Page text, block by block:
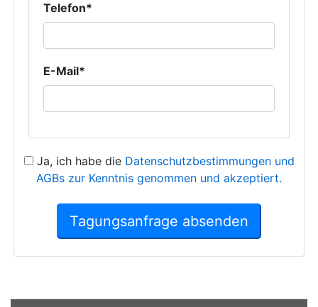
Telefon*
E-Mail*
Ja, ich habe die Datenschutzbestimmungen und
AGBs zur Kenntnis genommen und akzeptiert.
Tagungsanfrage absenden